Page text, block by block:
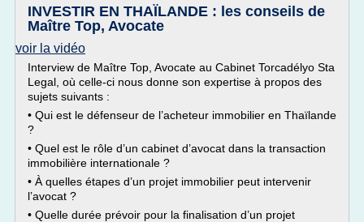
INVESTIR EN THAÏLANDE : les conseils de
Maître Top, Avocate
voir la vidéo
Interview de Maître Top, Avocate au Cabinet Torcadélyo Sta
Legal, où celle-ci nous donne son expertise à propos des
sujets suivants :
• Qui est le défenseur de l’acheteur immobilier en Thaïlande
?
• Quel est le rôle d’un cabinet d’avocat dans la transaction
immobilière internationale ?
• À quelles étapes d’un projet immobilier peut intervenir
l’avocat ?
• Quelle durée prévoir pour la finalisation d’un projet